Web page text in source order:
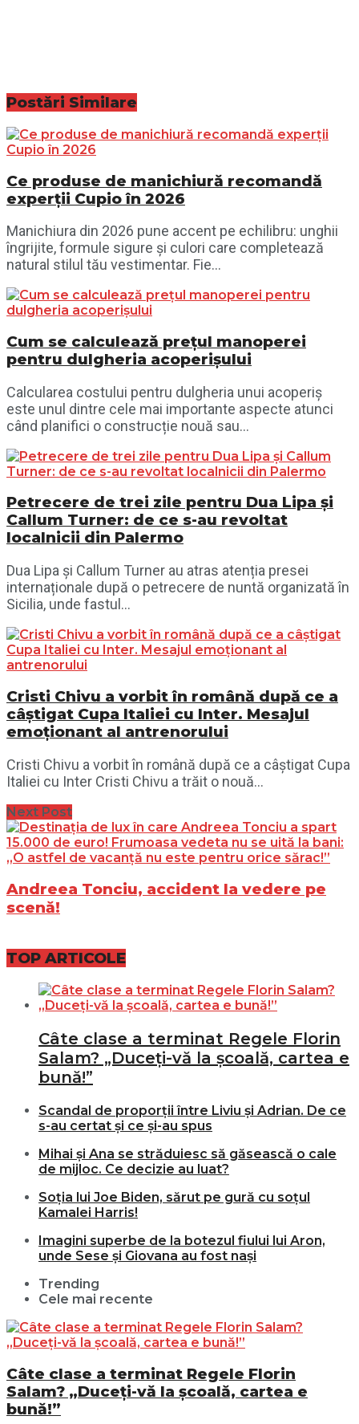
Postări Similare
Ce produse de manichiură recomandă
experții Cupio în 2026
Manichiura din 2026 pune accent pe echilibru: unghii
îngrijite, formule sigure și culori care completează
natural stilul tău vestimentar. Fie...
Cum se calculează prețul manoperei
pentru dulgheria acoperișului
Calcularea costului pentru dulgheria unui acoperiș
este unul dintre cele mai importante aspecte atunci
când planifici o construcție nouă sau...
Petrecere de trei zile pentru Dua Lipa și
Callum Turner: de ce s-au revoltat
localnicii din Palermo
Dua Lipa și Callum Turner au atras atenția presei
internaționale după o petrecere de nuntă organizată în
Sicilia, unde fastul...
Cristi Chivu a vorbit în română după ce a
câștigat Cupa Italiei cu Inter. Mesajul
emoționant al antrenorului
Cristi Chivu a vorbit în română după ce a câștigat Cupa
Italiei cu Inter Cristi Chivu a trăit o nouă...
Next Post
Andreea Tonciu, accident la vedere pe
scenă!
TOP ARTICOLE
Câte clase a terminat Regele Florin
Salam? „Duceți-vă la școală, cartea e
bună!”
Scandal de proporții între Liviu și Adrian. De ce
s-au certat și ce și-au spus
Mihai și Ana se străduiesc să găsească o cale
de mijloc. Ce decizie au luat?
Soția lui Joe Biden, sărut pe gură cu soțul
Kamalei Harris!
Imagini superbe de la botezul fiului lui Aron,
unde Sese și Giovana au fost nași
Trending
Cele mai recente
Câte clase a terminat Regele Florin
Salam? „Duceți-vă la școală, cartea e
bună!”